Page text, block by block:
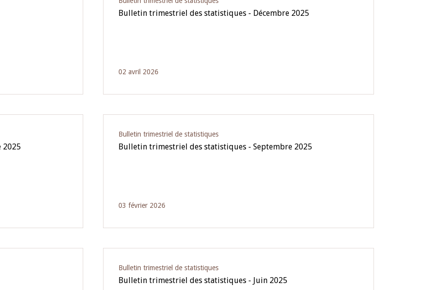
Bulletin trimestriel des statistiques - Décembre 2025
02 avril 2026
2025
Bulletin trimestriel de statistiques
Bulletin trimestriel des statistiques - Septembre 2025
03 février 2026
Bulletin trimestriel de statistiques
Bulletin trimestriel des statistiques - Juin 2025